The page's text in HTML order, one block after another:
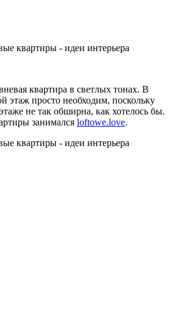
квартира в светлых тонах. В
этаж просто необходим, поскольку
не так обширна, как хотелось бы.
занимался loftowe.love.